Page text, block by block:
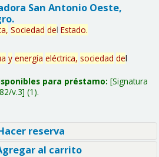
San Antonio Oeste,
Sociedad del Estado.
y energía eléctrica, sociedad del
para préstamo: Signatura
v.3 (1).
reserva
al carrito